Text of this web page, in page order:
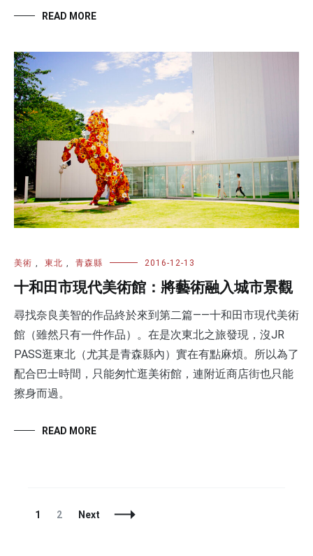
READ MORE
美術 , 東北 , 青森縣 2016-12-13
十和田市現代美術館：將藝術融入城市景觀
尋找奈良美智的作品終於來到第二篇——十和田市現代美術
館（雖然只有一件作品）。在是次東北之旅發現，沒JR
PASS逛東北（尤其是青森縣內）實在有點麻煩。所以為了
配合巴士時間，只能匆忙逛美術館，連附近商店街也只能
擦身而過。
READ MORE
Posts
Page
1 Page
2 Next